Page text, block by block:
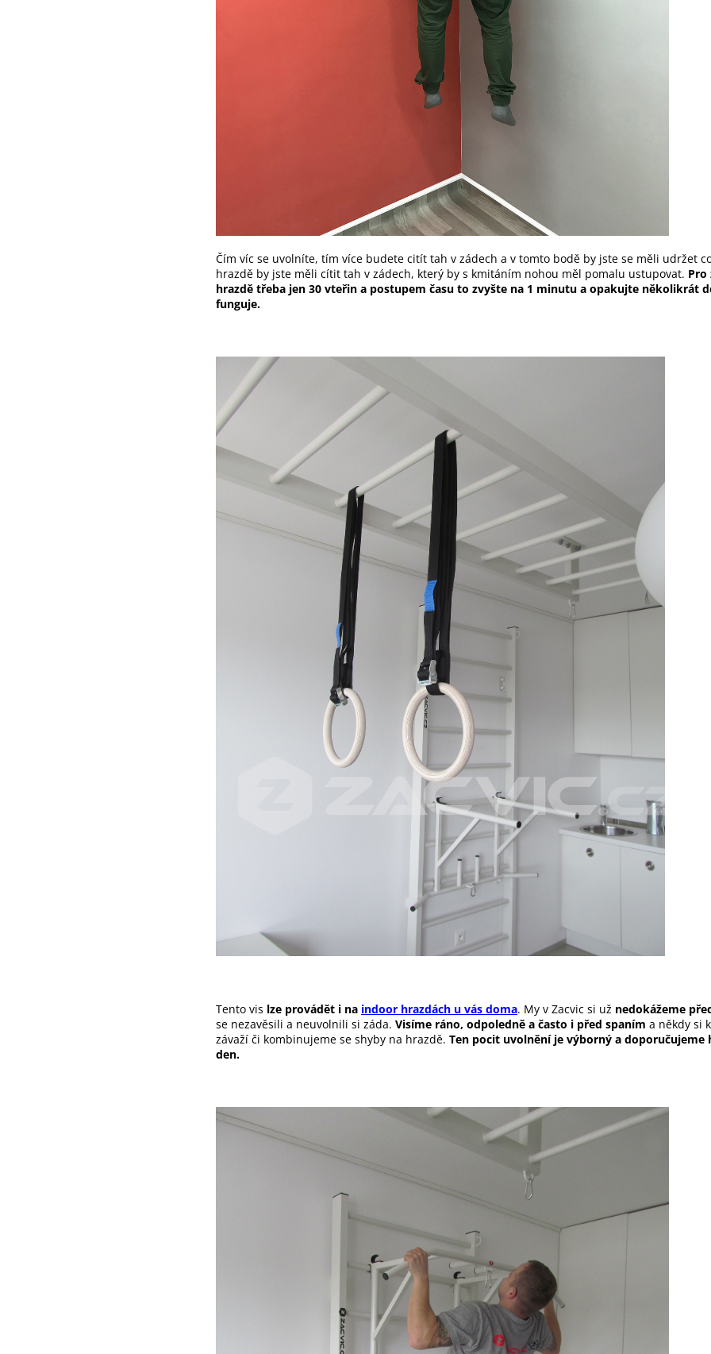
Čím víc se uvolníte, tím více budete citít tah v zádech a v tomto bodě by jste se měli udržet
hrazdě by jste měli cítit tah v zádech, který by s kmitáním nohou měl pomalu ustupovat. Pro
hrazdě třeba jen 30 vteřin a postupem času to zvyšte na 1 minutu a opakujte několikrát
funguje.
Tento vis lze provádět i na indoor hrazdách u vás doma. My v Zacvic si už nedokážeme
se nezavěsili a neuvolnili si záda. Visíme ráno, odpoledně a často i před spaním a někdy si
závaží či kombinujeme se shyby na hrazdě. Ten pocit uvolnění je výborný a doporučujeme
den.